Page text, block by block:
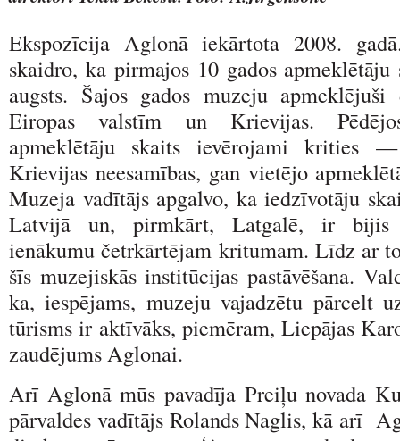
Ekspozīcija Aglonā iekārtota 2008.
skaidro, ka pirmajos 10 gados
augsts. Šajos gados muzeju
Eiropas valstīm un Krievijas.
apmeklētāju skaits ievērojami krities
Krievijas neesamības, gan vietējo
Muzeja vadītājs apgalvo, ka iedzīvotāju
Latvijā un, pirmkārt, Latgalē, ir bijis
ienākumu četrkārtējam kritumam. Līdz ar
šīs muzejiskās institūcijas pastāvēšana.
ka, iespējams, muzeju vajadzētu pārcelt
tūrisms ir aktīvāks, piemēram, Liepājas
zaudējums Aglonai.
Arī Aglonā mūs pavadīja Preiļu novada
pārvaldes vadītājs Rolands Naglis, kā arī